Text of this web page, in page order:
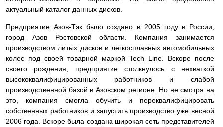
актуальный каталог данных дисков.
Предприятие Азов-Тэк было создано в 2005 году в России,
город Азов Ростовской области. Компания занимается
производством литых дисков и легкосплавных автомобильных
колес под своей товарной маркой Tech Line. Вскоре после
своего рождения, предприятие столкнулось с нехваткой
высококвалифицированных работников и слабой
производственной базой в Азовском регионе. Но не смотря на
это, компания смогла обучить и переквалифицировать
собственных работников и запустить производство уже весной
2006 года. Вскоре была создана широкая сеть представителей